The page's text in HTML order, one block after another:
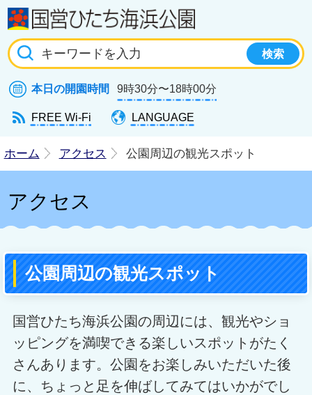
本日の開園時間 9時30分〜18時00分
FREE Wi-Fi LANGUAGE
ホーム アクセス 公園周辺の観光スポット
アクセス
公園周辺の観光スポット
国営ひたち海浜公園の周辺には、観光やショ
ッピングを満喫できる楽しいスポットがたく
さんあります。公園をお楽しみいただいた後
に、ちょっと足を伸ばしてみてはいかがでし